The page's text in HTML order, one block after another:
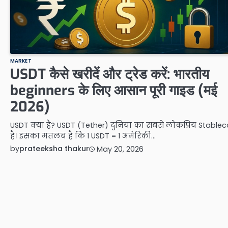
MARKET
USDT कैसे खरीदें और ट्रेड करें: भारतीय
beginners के लिए आसान पूरी गाइड (मई
2026)
USDT क्या है? USDT (Tether) दुनिया का सबसे लोकप्रिय
है। इसका मतलब है कि 1 USDT = 1 अमेरिकी…
byprateeksha thakur May 20, 2026